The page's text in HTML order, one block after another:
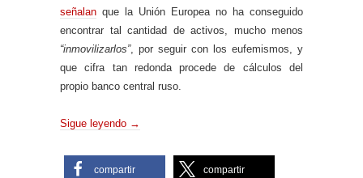
señalan que la Unión Europea no ha conseguido
encontrar tal cantidad de activos, mucho menos
“inmovilizarlos”, por seguir con los eufemismos, y
que cifra tan redonda procede de cálculos del
propio banco central ruso.
Sigue leyendo →
compartir compartir